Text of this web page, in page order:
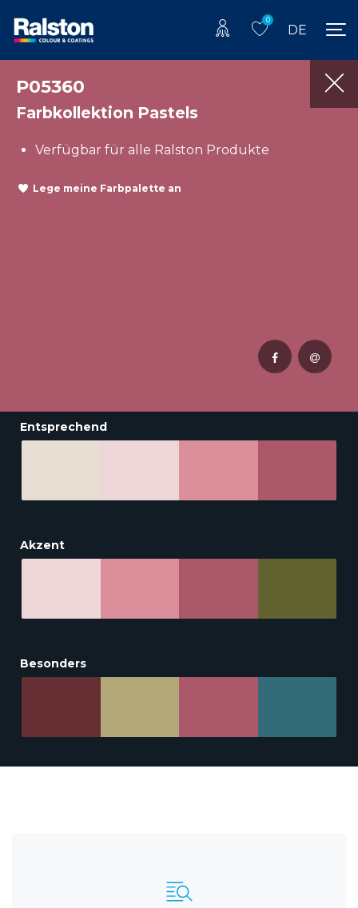
0
DE
P05360
Farbkollektion Pastels
Verfügbar für alle Ralston Produkte
Lege meine Farbpalette an
Entsprechend
Akzent
Besonders